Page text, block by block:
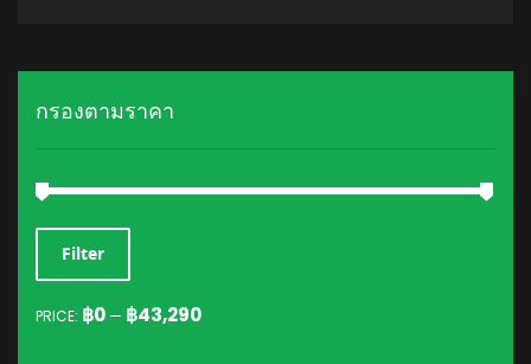
กรองตามราคา
MIN
PRICE
MAX
PRICE
Filter
PRICE: ฿0 — ฿43,290